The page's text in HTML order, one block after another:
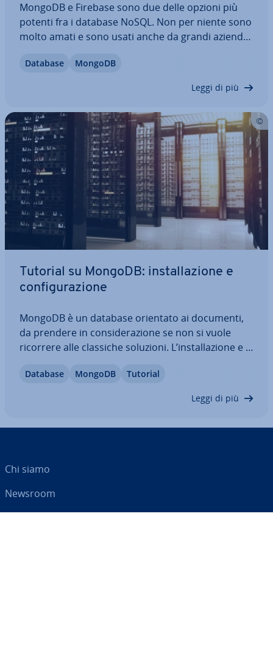
MongoDB e Firebase sono due delle opzioni più
potenti fra i database NoSQL. Non per niente sono
molto amati e sono usati anche da grandi aziende
confronto MongoDB e Firebase, il­lu­stran­do­ti cosa
Database MongoDB
Leggi di più
Tutorial su MongoDB: in­stal­la­zio­ne e
con­fi­gu­ra­zio­ne
MongoDB è un database orientato ai documenti,
da prendere in con­si­de­ra­zio­ne se non si vuole
ricorrere alle classiche soluzioni. L’in­stal­la­zio­ne e la
classici database come MySQL, cosa che permette
Database MongoDB Tutorial
Leggi di più
Chi siamo
Newsroom